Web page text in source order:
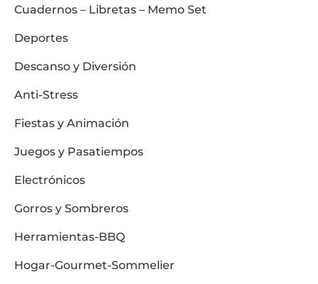
Cuadernos – Libretas – Memo Set
Deportes
Descanso y Diversión
Anti-Stress
Fiestas y Animación
Juegos y Pasatiempos
Electrónicos
Gorros y Sombreros
Herramientas-BBQ
Hogar-Gourmet-Sommelier